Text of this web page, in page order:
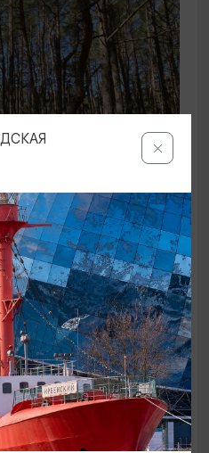
КУЛЬТУРЫ
Куршской
13:00